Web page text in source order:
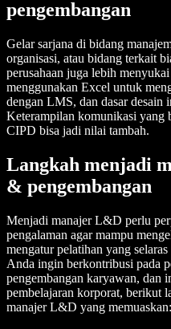
pengembangan
Gelar sarjana di bidang
organisasi, atau bidang terkait
perusahaan juga lebih
menggunakan Excel untuk
dengan LMS, dan dasar desain
Keterampilan komunikasi yang
CIPD bisa jadi nilai tambah.
Langkah menjadi
& pengembangan
Menjadi manajer L&D perlu
pengalaman agar mampu
mengatur pelatihan yang
Anda ingin berkontribusi pada
pengembangan karyawan, dan
pembelajaran korporat, berikut
manajer L&D yang memuaskan: